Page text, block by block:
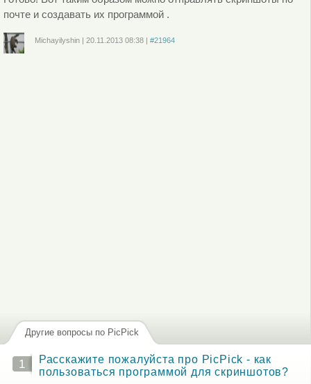
почте и создавать их программой .
Michayilyshin| 20.11.2013 08:38| #21964
Другие вопросы по PicPick
1
Расскажите пожалуйста про PicPick - как
пользоваться программой для скриншотов?